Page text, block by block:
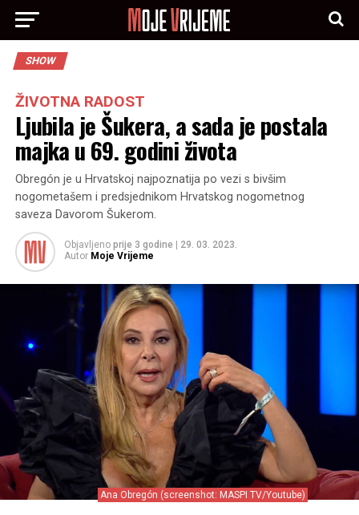
SHOW
ŽIVOTNA RADOST
Ljubila je Šukera, a sada je postala
majka u 69. godini života
Obregón je u Hrvatskoj najpoznatija po vezi s bivšim
nogometašem i predsjednikom Hrvatskog nogometnog
saveza Davorom Šukerom.
Objavljeno prije 3 godine
29. 03. 2023.
Autor Moje Vrijeme
Ana Obregón (screenshot: MASPI TV/Youtube)